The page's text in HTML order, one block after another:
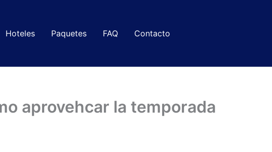
Hoteles Paquetes FAQ Contacto
aprovehcar la temporada